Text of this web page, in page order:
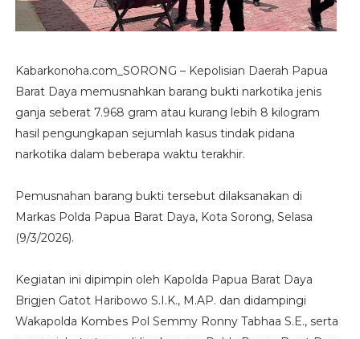
Kabarkonoha.com_SORONG – Kepolisian Daerah Papua
Barat Daya memusnahkan barang bukti narkotika jenis
ganja seberat 7.968 gram atau kurang lebih 8 kilogram
hasil pengungkapan sejumlah kasus tindak pidana
narkotika dalam beberapa waktu terakhir.
Pemusnahan barang bukti tersebut dilaksanakan di
Markas Polda Papua Barat Daya, Kota Sorong, Selasa
(9/3/2026).
Kegiatan ini dipimpin oleh Kapolda Papua Barat Daya
Brigjen Gatot Haribowo S.I.K., M.AP. dan didampingi
Wakapolda Kombes Pol Semmy Ronny Tabhaa S.E., serta